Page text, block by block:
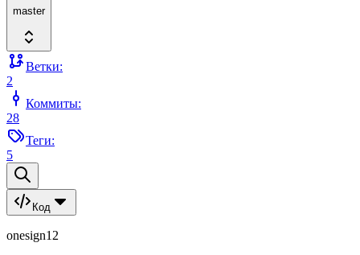
master
Ветки:
2
Коммиты:
28
Теги:
5
Код
onesign12